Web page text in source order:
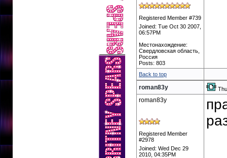
Registered Member #739
Joined: Tue Oct 30 2007,
06:57PM
Местонахождение:
Свердловская область,
Россия
Posts: 803
Back to top
roman83y
roman83y
Registered Member
#2978
Joined: Wed Dec 29
2010, 04:35PM